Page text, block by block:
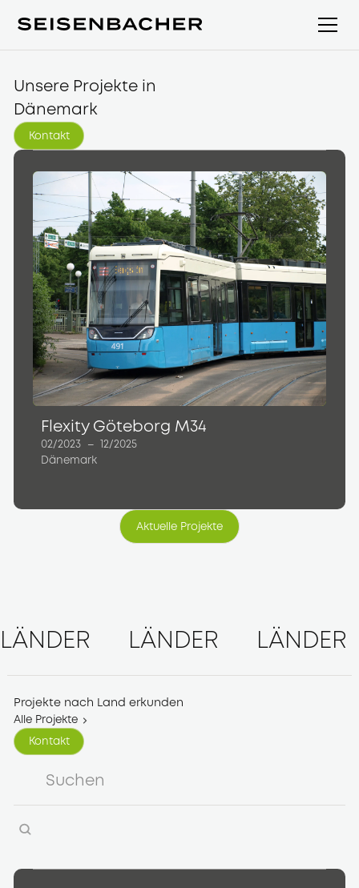
Unsere Projekte in
Dänemark
Kontakt
Kontakt
Flexity Göteborg M34
02/2023 –
12/2025
Dänemark
Aktuelle Projekte
Aktuelle Projekte
LÄNDER LÄNDER LÄNDER
Projekte nach Land erkunden
Alle Projekte
Kontakt
Kontakt